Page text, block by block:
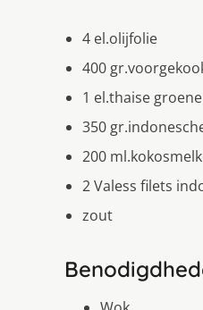
4 el.olijfolie
400
1 el.thaise
350
200 ml.kokosmelk
2 Valess filets
zout